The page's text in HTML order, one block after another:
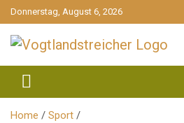
gehe
zum
Inhalt
Donnerstag, August 6, 2026
Vogtlandstreicher
Home
Sport